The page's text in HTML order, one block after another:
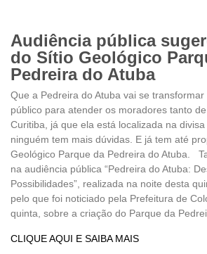
Audiência pública
do Sítio Geológico
Pedreira do Atuba
Que a Pedreira do Atuba vai se
público para atender os moradores tanto
Curitiba, já que ela está localizada na
ninguém tem mais dúvidas. E já tem até
Geológico Parque da Pedreira do Atuba.
na audiência pública “Pedreira do Atuba:
Possibilidades”, realizada na noite desta
pelo que foi noticiado pela Prefeitura de
quinta, sobre a criação do Parque da
CLIQUE AQUI E SAIBA MAIS